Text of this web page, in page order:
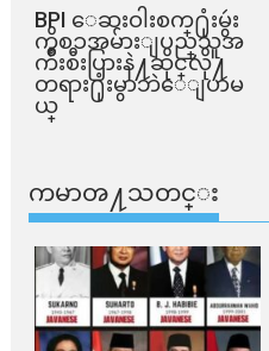
BPI ​ေဆးဝါးစက္​႐ုံးမွဴး
ကိစၥအမ်ားျပည္​သူအ
က်ိဳးစီးပြားနဲ႔ဆိုင္​လို႔
တရား႐ုံးမွာဘဲေျပာမ
ယ္​
ကမာၻ႔သတင္း